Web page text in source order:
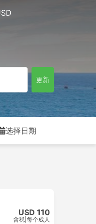
更新
选择日期
USD 110
含税 每个成人